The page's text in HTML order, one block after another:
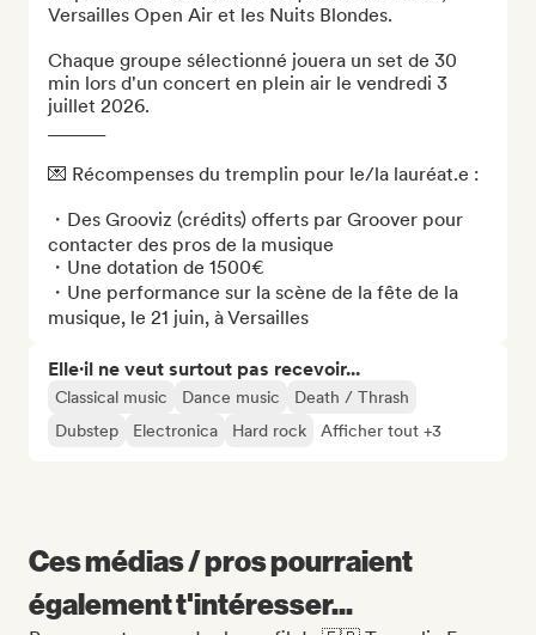
Versailles Open Air et les Nuits Blondes.
Chaque groupe sélectionné jouera un set de 30
min lors d'un concert en plein air le vendredi 3
juillet 2026.
💌 Récompenses du tremplin pour le/la lauréat.e :
・Des Grooviz (crédits) offerts par Groover pour
contacter des pros de la musique
・Une dotation de 1500€
・Une performance sur la scène de la fête de la
musique, le 21 juin, à Versailles
Elle·il ne veut surtout pas recevoir...
Classical music Dance music
Death / Thrash
Dubstep
Electronica Hard rock Afficher tout +3
Ces médias / pros pourraient
également t'intéresser...